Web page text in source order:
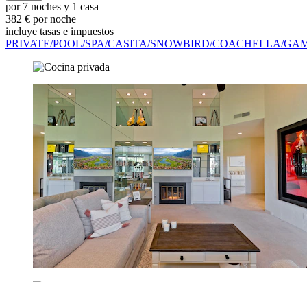
por 7 noches y 1 casa
382 € por noche
incluye tasas e impuestos
PRIVATE/POOL/SPA/CASITA/SNOWBIRD/COACHELLA/